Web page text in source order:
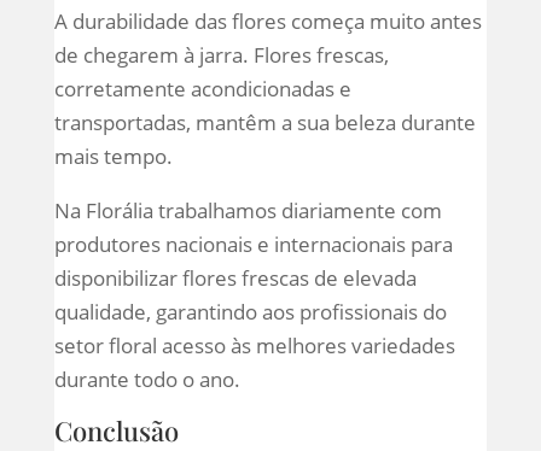
A durabilidade das flores começa muito antes
de chegarem à jarra. Flores frescas,
corretamente acondicionadas e
transportadas, mantêm a sua beleza durante
mais tempo.
Na Florália trabalhamos diariamente com
produtores nacionais e internacionais para
disponibilizar flores frescas de elevada
qualidade, garantindo aos profissionais do
setor floral acesso às melhores variedades
durante todo o ano.
Conclusão